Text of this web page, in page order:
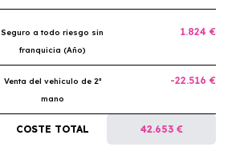
Seguro a todo riesgo sin
franquicia (Año)
1.824 €
Venta del vehículo de 2ª
mano
-22.516 €
COSTE TOTAL 42.653 €